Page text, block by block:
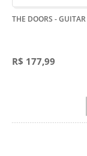
THE DOORS -
R$ 177,99